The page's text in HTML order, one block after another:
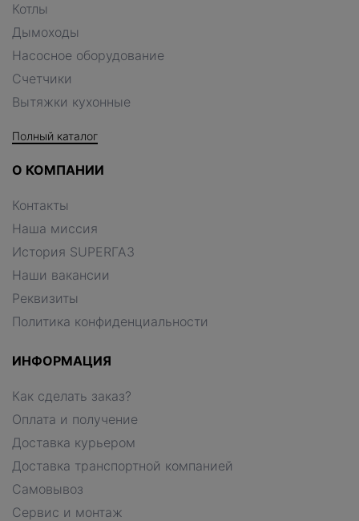
Котлы
Дымоходы
Насосное оборудование
Счетчики
Вытяжки кухонные
Полный каталог
О КОМПАНИИ
Контакты
Наша миссия
История SUPERГАЗ
Наши вакансии
Реквизиты
Политика конфиденциальности
ИНФОРМАЦИЯ
Как сделать заказ?
Оплата и получение
Доставка курьером
Доставка транспортной компанией
Самовывоз
Сервис и монтаж